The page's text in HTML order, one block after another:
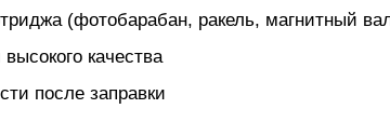
(фотобарабан, ракель, магнитный
качества
после заправки